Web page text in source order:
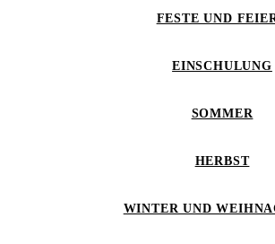
FESTE UND
EINSCHULUNG
SOMMER
HERBST
WINTER UND